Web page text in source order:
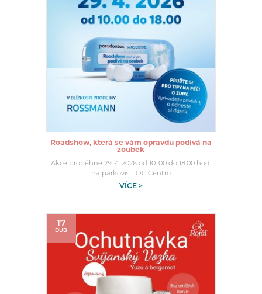
Roadshow, která se vám opravdu podívá na
zoubek
Akce proběhne 29. 4. 2026 od 10: 00 do 18:00 hod.
na parkovišti OC Centro
VÍCE >
17
DUB